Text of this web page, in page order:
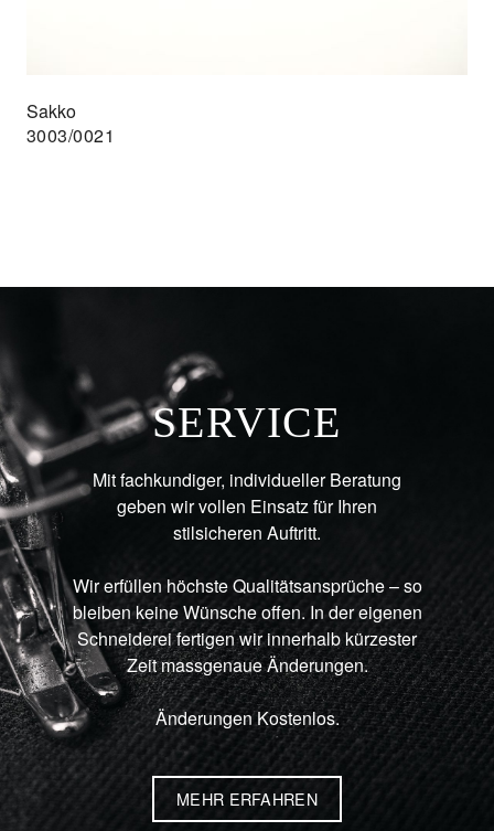
Sakko
3003/0021
SERVICE
Mit fachkundiger, individueller Beratung
geben wir vollen Einsatz für Ihren
stilsicheren Auftritt.
Wir erfüllen höchste Qualitätsansprüche – so
bleiben keine Wünsche offen. In der eigenen
Schneiderei fertigen wir innerhalb kürzester
Zeit massgenaue Änderungen.
Änderungen Kostenlos.
MEHR ERFAHREN